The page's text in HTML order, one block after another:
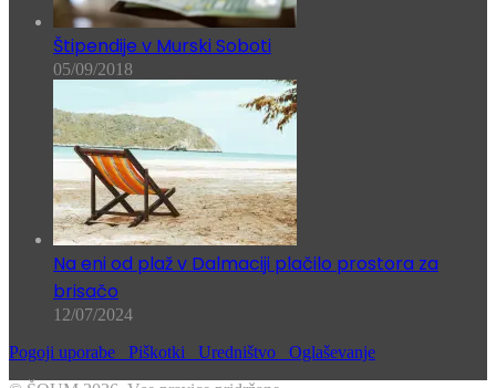
Štipendije v Murski Soboti
05/09/2018
Na eni od plaž v Dalmaciji plačilo prostora za
brisačo
12/07/2024
Pogoji uporabe Piškotki Uredništvo Oglaševanje